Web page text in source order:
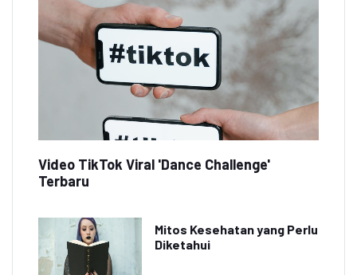
Video TikTok Viral 'Dance Challenge'
Terbaru
Mitos Kesehatan yang Perlu
Diketahui